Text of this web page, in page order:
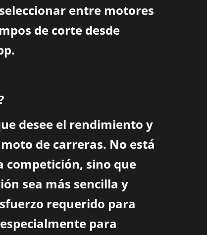
entre motores
de corte desde
desee el rendimiento y
de carreras. No está
competición, sino que
sea más sencilla y
requerido para
para